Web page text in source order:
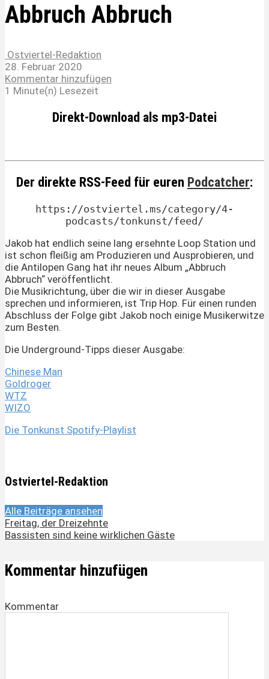
Abbruch Abbruch
Ostviertel-Redaktion
28. Februar 2020
Kommentar hinzufügen
1 Minute(n) Lesezeit
Direkt-Download als mp3-Datei
Der direkte RSS-Feed für euren Podcatcher:
https://ostviertel.ms/category/4-
podcasts/tonkunst/feed/
Jakob hat endlich seine lang ersehnte Loop Station und
ist schon fleißig am Produzieren und Ausprobieren, und
die Antilopen Gang hat ihr neues Album „Abbruch
Abbruch“ veröffentlicht.
Die Musikrichtung, über die wir in dieser Ausgabe
sprechen und informieren, ist Trip Hop. Für einen runden
Abschluss der Folge gibt Jakob noch einige Musikerwitze
zum Besten.
Die Underground-Tipps dieser Ausgabe:
Chinese Man
Goldroger
WTZ
WIZO
Die Tonkunst Spotify-Playlist
Ostviertel-Redaktion
Alle Beiträge ansehen
Freitag, der Dreizehnte
Bassisten sind keine wirklichen Gäste
Kommentar hinzufügen
Kommentar